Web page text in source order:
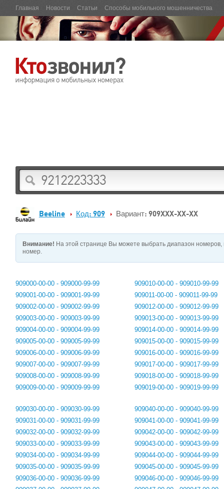
Главная Новости Статьи Способы мобильного мошенничества
Beeline Код: 909 Вариант: 909XXX-XX-XX
Внимание! На этой странице Вы можете выбрать диапазон
номер.
909000-00-00 - 909000-99-99
909001-00-00 - 909001-99-99
909002-00-00 - 909002-99-99
909003-00-00 - 909003-99-99
909004-00-00 - 909004-99-99
909005-00-00 - 909005-99-99
909006-00-00 - 909006-99-99
909007-00-00 - 909007-99-99
909008-00-00 - 909008-99-99
909009-00-00 - 909009-99-99
909010-00-00 - 909010-99-99
909011-00-00 - 909011-99-99
909012-00-00 - 909012-99-99
909013-00-00 - 909013-99-99
909014-00-00 - 909014-99-99
909015-00-00 - 909015-99-99
909016-00-00 - 909016-99-99
909017-00-00 - 909017-99-99
909018-00-00 - 909018-99-99
909019-00-00 - 909019-99-99
909030-00-00 - 909030-99-99
909031-00-00 - 909031-99-99
909032-00-00 - 909032-99-99
909033-00-00 - 909033-99-99
909034-00-00 - 909034-99-99
909035-00-00 - 909035-99-99
909036-00-00 - 909036-99-99
909040-00-00 - 909040-99-99
909041-00-00 - 909041-99-99
909042-00-00 - 909042-99-99
909043-00-00 - 909043-99-99
909044-00-00 - 909044-99-99
909045-00-00 - 909045-99-99
909046-00-00 - 909046-99-99